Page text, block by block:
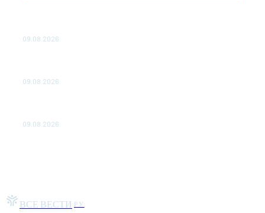
09.08.2026
09.08.2026
09.08.2026
ВСЕ ВЕСТИ РУ